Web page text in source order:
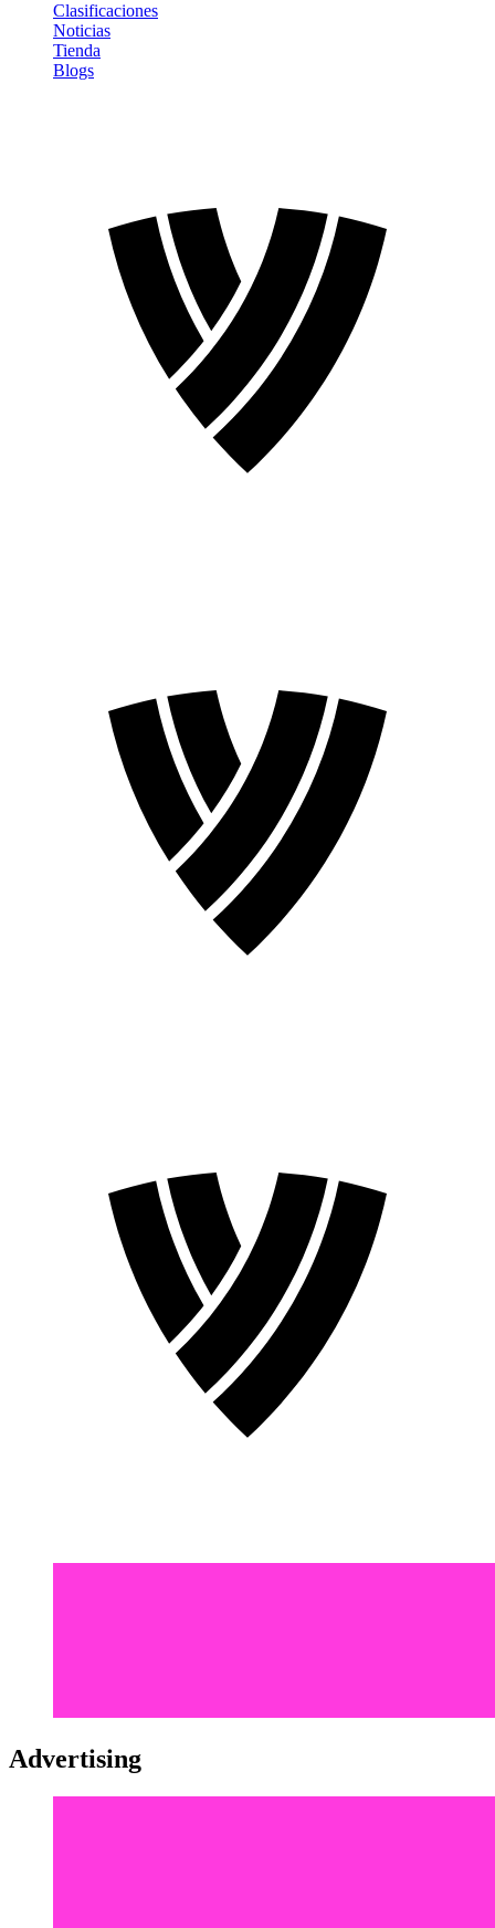
Clasificaciones
Noticias
Tienda
Blogs
Advertising